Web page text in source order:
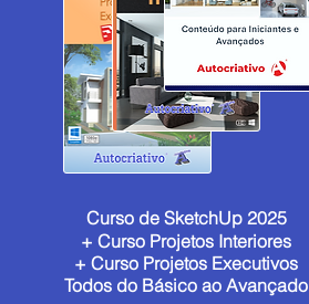
Curso de SketchUp 2025
+ Curso Projetos Interiores
+ Curso Projetos Executivos
Todos do Básico ao Avançado